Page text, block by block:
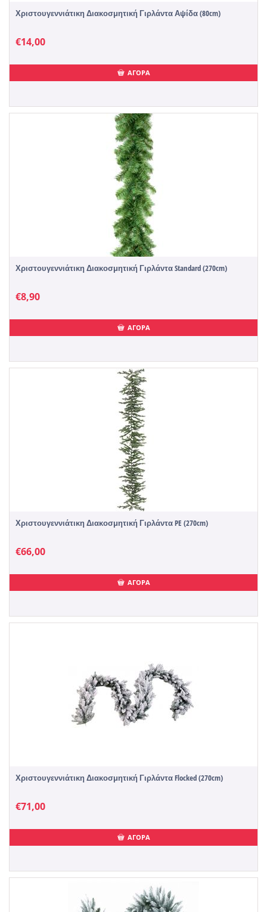
Χριστουγεννιάτικη Διακοσμητική Γιρλάντα Αψίδα (80cm)
€14,00
ΑΓΟΡΑ
Χριστουγεννιάτικη Διακοσμητική Γιρλάντα Standard (270cm)
€8,90
ΑΓΟΡΑ
Χριστουγεννιάτικη Διακοσμητική Γιρλάντα PE (270cm)
€66,00
ΑΓΟΡΑ
Χριστουγεννιάτικη Διακοσμητική Γιρλάντα Flocked (270cm)
€71,00
ΑΓΟΡΑ